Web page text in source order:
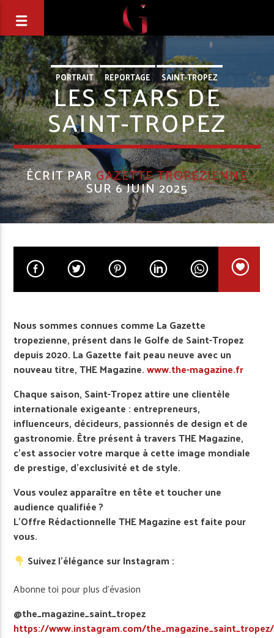
PORTRAIT REPORTAGE SAINT-TROPEZ
LES STARS DE
SAINT-TROPEZ
ÉCRIT PARGAZETTE TROPEZIENNE
SUR 6 JUIN 2025
Nous sommes connues comme La Gazette
tropezienne, présent dans le Golfe de Saint-Tropez
depuis 2020. La Gazette fait peau neuve avec un
nouveau titre, THE Magazine.www.the-magazine.fr
Chaque saison, Saint-Tropez attire une clientèle
internationale exigeante : entrepreneurs,
influenceurs, décideurs, passionnés de design et de
gastronomie. Être présent à travers THE Magazine,
c’est associer votre marque à cette image mondiale
de prestige, d’exclusivité et de style.
Vous voulez apparaître en tête et toucher une
audience qualifiée ?
L’Offre Rédactionnelle THE Magazine est faite pour
vous.
Suivez l’élégance sur Instagram :
Abonne toi pour plus d’évasion
@the_magazine_saint_tropez
https://www.instagram.com/the_magazine_saint_tropez/